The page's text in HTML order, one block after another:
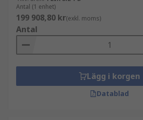
Antal (1 enhet)
199 908,80 kr(exkl. moms)
Antal
Lägg i korgen
Datablad